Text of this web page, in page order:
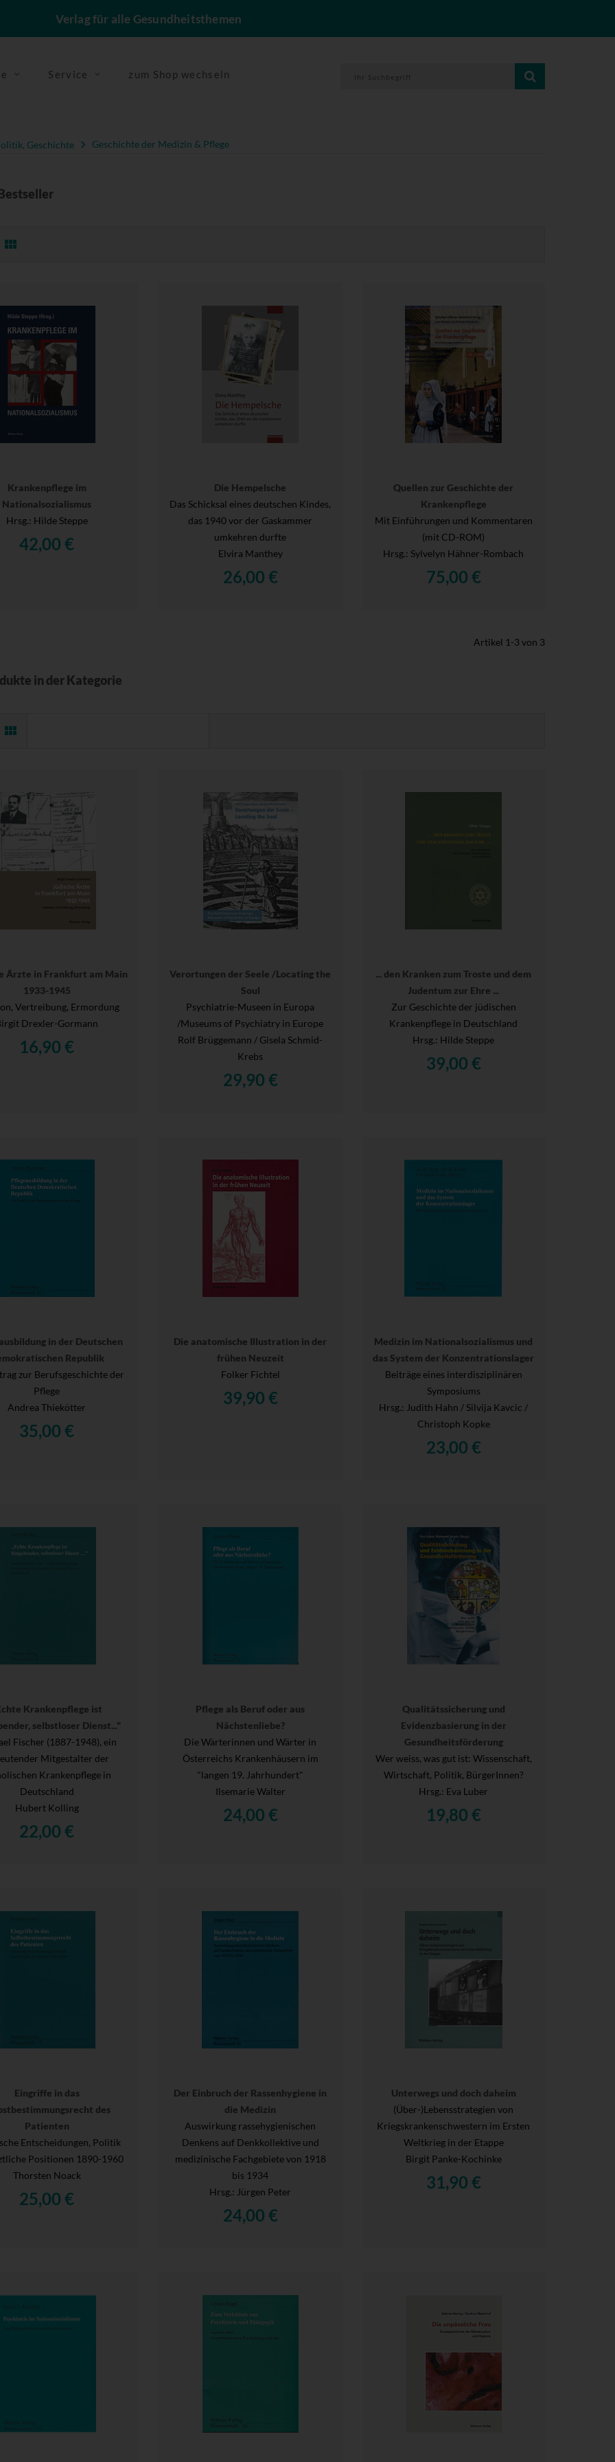
Verlag für alle Gesundheitsthemen
Service zum Shop wechseln
Geschichte Geschichte der Medizin & Pflege
Krankenpflege im
Nationalsozialismus
Hrsg.: Hilde Steppe
42,00 €
Die Hempelsche
Das Schicksal eines deutschen Kindes,
das 1940 vor der Gaskammer
umkehren durfte
Elvira Manthey
26,00 €
Quellen zur Geschichte der
Krankenpflege
Mit Einführungen und Kommentaren
(mit CD-ROM)
Hrsg.: Sylvelyn Hähner-Rombach
75,00 €
Artikel 1 -3 von 3
in der Kategorie
Ärzte in Frankfurt am Main
1933-1945
Vertreibung, Ermordung
Drexler-Gormann
16,90 €
Verortungen der Seele /Locating the
Soul
Psychiatrie-Museen in Europa
/Museums of Psychiatry in Europe
Rolf Brüggemann / Gisela Schmid-
Krebs
29,90 €
... den Kranken zum Troste und dem
Judentum zur Ehre ...
Zur Geschichte der jüdischen
Krankenpflege in Deutschland
Hrsg.: Hilde Steppe
39,00 €
in der Deutschen
Republik
zur Berufsgeschichte der
Pflege
Andrea Thiekötter
35,00 €
Die anatomische Illustration in der
frühen Neuzeit
Folker Fichtel
39,90 €
Medizin im Nationalsozialismus und
das System der Konzentrationslager
Beiträge eines interdisziplinären
Symposiums
Hrsg.: Judith Hahn / Silvija Kavcic /
Christoph Kopke
23,00 €
Krankenpflege ist
selbstloser Dienst..."
Fischer (1887-1948), ein
Mitgestalter der
Krankenpflege in
Deutschland
Hubert Kolling
22,00 €
Pflege als Beruf oder aus
Nächstenliebe?
Die Wärterinnen und Wärter in
Österreichs Krankenhäusern im
"langen 19. Jahrhundert"
Ilsemarie Walter
24,00 €
Qualitätssicherung und
Evidenzbasierung in der
Gesundheitsförderung
Wer weiss, was gut ist: Wissenschaft,
Wirtschaft, Politik, BürgerInnen?
Hrsg.: Eva Luber
19,80 €
Eingriffe in das
des
Patienten
Entscheidungen, Politik
Positionen 1890-1960
Thorsten Noack
25,00 €
Der Einbruch der Rassenhygiene in
die Medizin
Auswirkung rassehygienischen
Denkens auf Denkkollektive und
medizinische Fachgebiete von 1918
bis 1934
Hrsg.: Jürgen Peter
24,00 €
Unterwegs und doch daheim
(Über-)Lebensstrategien von
Kriegskrankenschwestern im Ersten
Weltkrieg in der Etappe
Birgit Panke-Kochinke
31,90 €